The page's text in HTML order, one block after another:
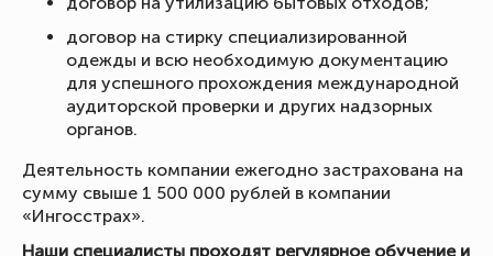
договор на стирку специализированной
одежды и всю необходимую документацию
для успешного прохождения международной
аудиторской проверки и других надзорных
органов.
Деятельность компании ежегодно застрахована на
сумму свыше 1 500 000 рублей в компании
«Ингосстрах».
Наши специалисты проходят регулярное обучение и